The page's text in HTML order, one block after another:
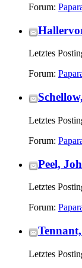
Forum:
Letztes
Forum:
Letztes
Forum:
Peel,
Letztes
Forum:
Letztes